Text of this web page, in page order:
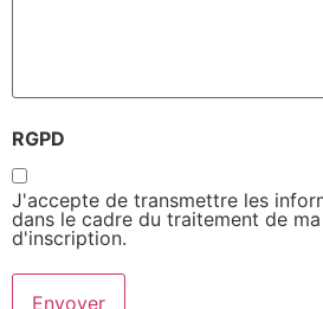
RGPD
J'accepte de transmettre les
dans le cadre du traitement de
d'inscription.